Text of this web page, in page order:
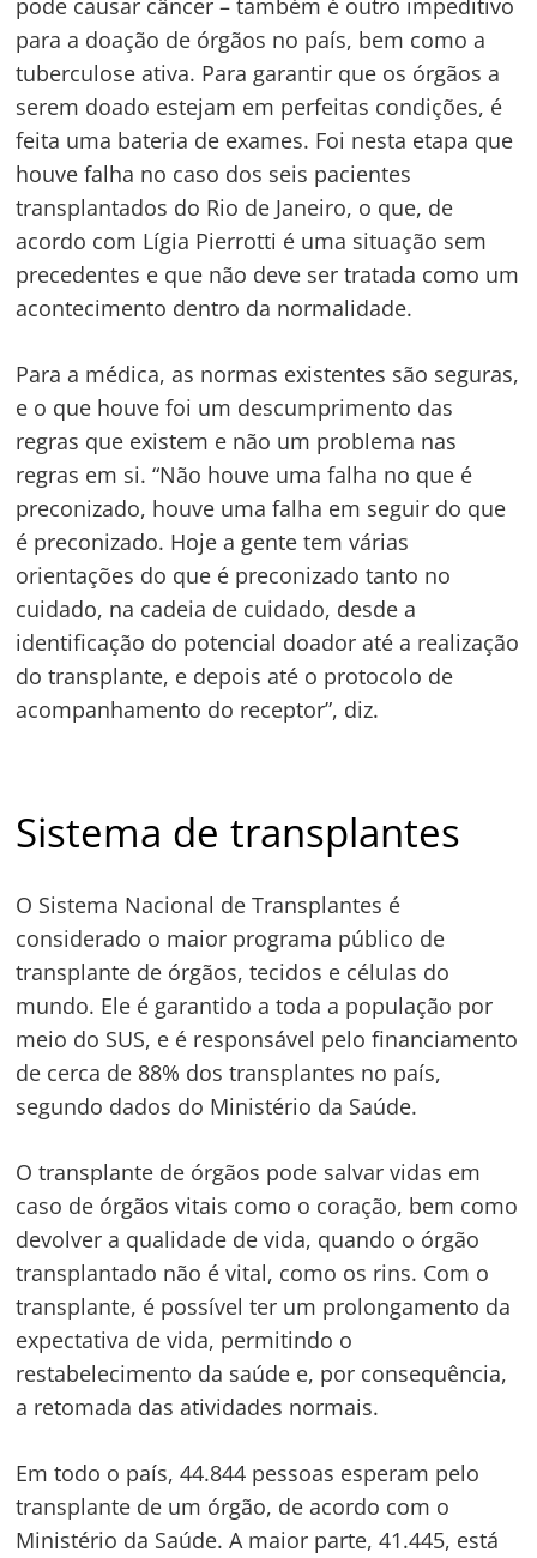
para a doação de órgãos no país, bem como a
tuberculose ativa. Para garantir que os órgãos a
serem doado estejam em perfeitas condições, é
feita uma bateria de exames. Foi nesta etapa que
houve falha no caso dos seis pacientes
transplantados do Rio de Janeiro, o que, de
acordo com Lígia Pierrotti é uma situação sem
precedentes e que não deve ser tratada como um
acontecimento dentro da normalidade.
Para a médica, as normas existentes são seguras,
e o que houve foi um descumprimento das
regras que existem e não um problema nas
regras em si. “Não houve uma falha no que é
preconizado, houve uma falha em seguir do que
é preconizado. Hoje a gente tem várias
orientações do que é preconizado tanto no
cuidado, na cadeia de cuidado, desde a
identificação do potencial doador até a realização
do transplante, e depois até o protocolo de
acompanhamento do receptor”, diz.
Sistema de transplantes
O Sistema Nacional de Transplantes é
considerado o maior programa público de
transplante de órgãos, tecidos e células do
mundo. Ele é garantido a toda a população por
meio do SUS, e é responsável pelo financiamento
de cerca de 88% dos transplantes no país,
segundo dados do Ministério da Saúde.
O transplante de órgãos pode salvar vidas em
caso de órgãos vitais como o coração, bem como
devolver a qualidade de vida, quando o órgão
transplantado não é vital, como os rins. Com o
transplante, é possível ter um prolongamento da
expectativa de vida, permitindo o
restabelecimento da saúde e, por consequência,
a retomada das atividades normais.
Em todo o país, 44.844 pessoas esperam pelo
transplante de um órgão, de acordo com o
Ministério da Saúde. A maior parte, 41.445, está